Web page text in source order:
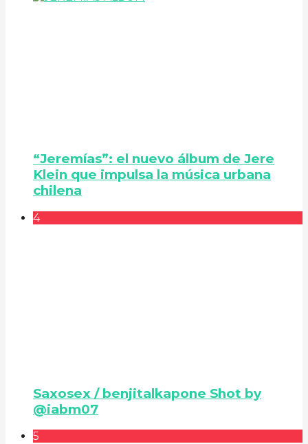
“Jeremías”: el nuevo álbum de Jere
Klein que impulsa la música urbana
chilena
4
Saxosex / benjitalkapone Shot by
@iabm07
5